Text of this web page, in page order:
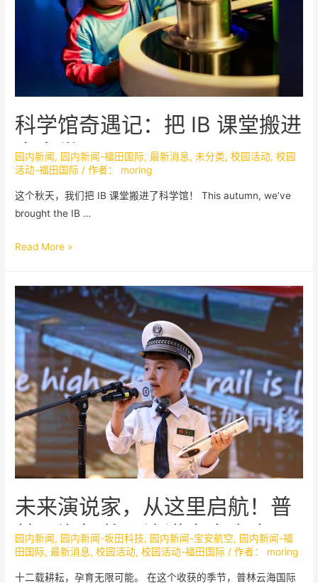
科学馆奇遇记：把 IB 课堂搬进
真实世界！
园内新闻, 园内新闻-福田国际,最新消息,未分类,校园活动,校园
活动-福田国际 / 作者： moring
这个秋天，我们把 IB 课堂搬进了科学馆！ This autumn, we’ve
brought the IB …
Read More »
未来演说家，从这里启航！普
林云海杯英语演讲大赛高光回
顾
园内新闻, 园内新闻-坂田科技, 园内新闻-宝安航空, 园内新闻-福
田国际,最新消息,校园活动,校园活动-福田国际 / 作者： moring
十二载耕耘，孕育无限可能。 在这个收获的季节，普林云海国际